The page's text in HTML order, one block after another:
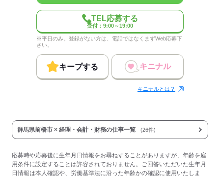
TEL応募する
受付：9:00～19:00
※平日のみ。登録がない方は、電話ではなくまずWeb応募下
さい。
キープする キニナル
キニナルとは？
群馬県前橋市 × 経理・会計・財務の仕事一覧 (26件)
応募時や応募後に生年月日情報をお尋ねすることがありますが、年齢を雇
用条件に設定することは許容されておりません。ご回答いただいた生年月
日情報は本人確認や、労働基準法に沿った年齢かの確認に使用いたしま